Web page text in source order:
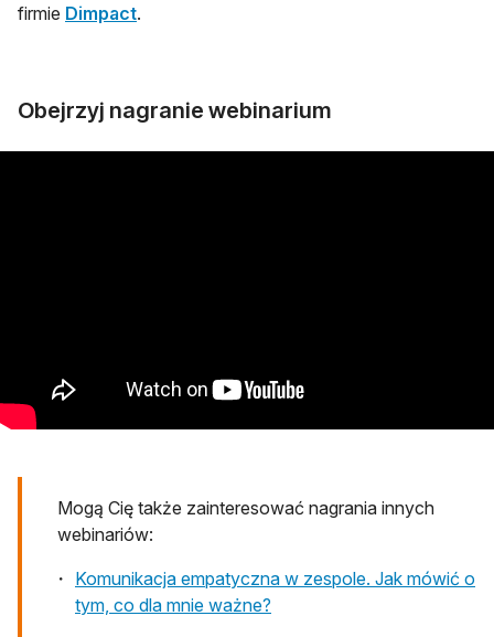
firmie Dimpactotwiera się w nowej karcie
.
Obejrzyj nagranie webinarium
Mogą Cię także zainteresować nagrania innych
webinariów:
Komunikacja empatyczna w zespole. Jak mówić o
tym, co dla mnie ważne?